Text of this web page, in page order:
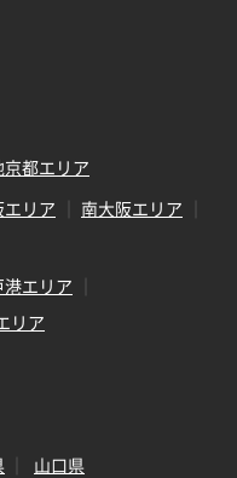
京都エリア
リア
南大阪エリア
エリア
リア
山口県